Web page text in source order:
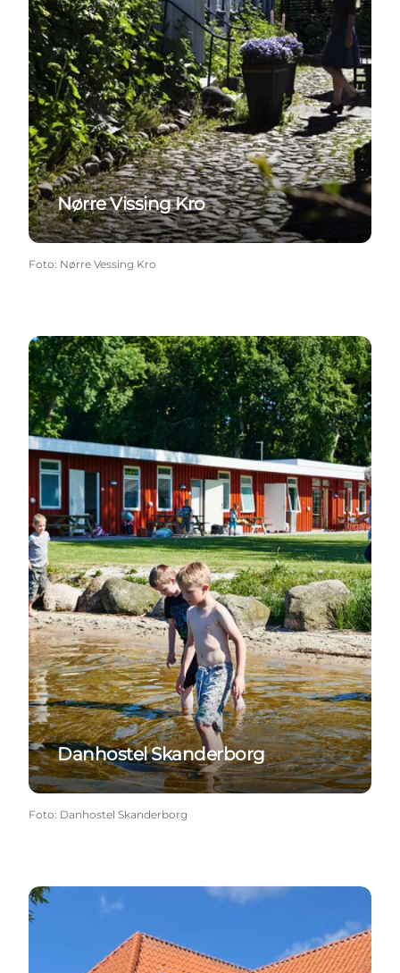
Nørre Vissing Kro
Foto: Nørre Vessing Kro
Danhostel Skanderborg
Danhostel Skanderborg
Foto: Danhostel Skanderborg
Hotel Birksø